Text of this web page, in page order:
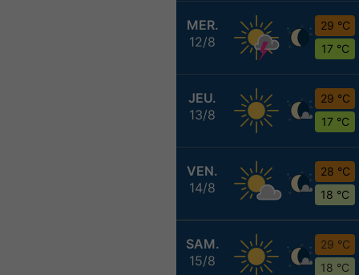
MER.
12/8
29 °C
17 °C
JEU.
13/8
29 °C
17 °C
VEN.
14/8
28 °C
18 °C
SAM.
15/8
29 °C
18 °C